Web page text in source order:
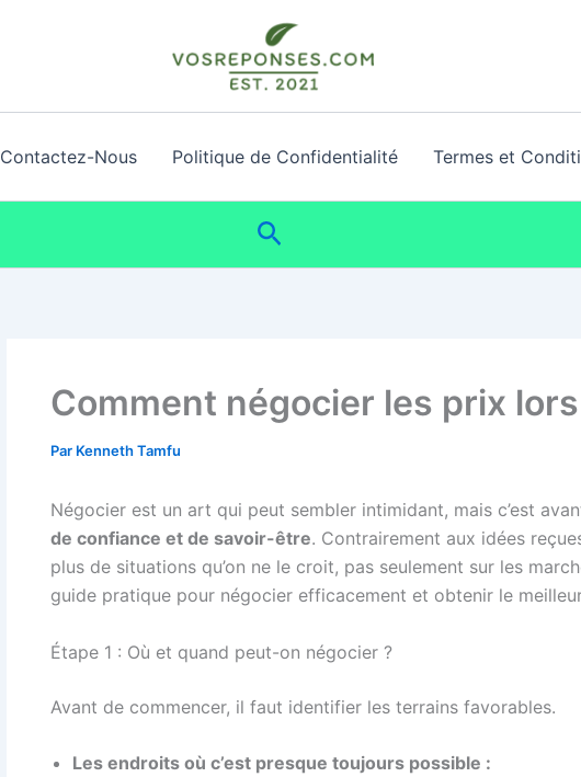
Contactez-Nous Politique de Confidentialité Termes et
Rechercher
Comment négocier les prix
Par Kenneth Tamfu
Négocier est un art qui peut sembler intimidant, mais c’est
de confiance et de savoir-être. Contrairement aux idées
plus de situations qu’on ne le croit, pas seulement sur les
guide pratique pour négocier efficacement et obtenir le
Étape 1 : Où et quand peut-on négocier ?
Avant de commencer, il faut identifier les terrains favorables.
Les endroits où c’est presque toujours possible :